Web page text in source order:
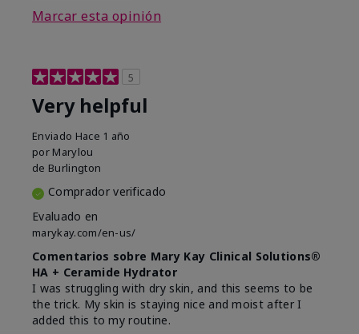
Marcar esta opinión
5
Very helpful
Enviado Hace 1 año
por Marylou
de Burlington
Comprador verificado
Evaluado en
marykay.com/en-us/
Comentarios sobre Mary Kay Clinical Solutions®
HA + Ceramide Hydrator
I was struggling with dry skin, and this seems to be
the trick. My skin is staying nice and moist after I
added this to my routine.